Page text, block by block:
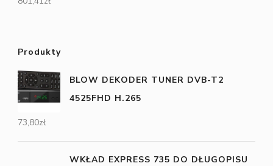
Produkty
BLOW DEKODER TUNER DVB-T2
4525FHD H.265
73,80zł
WKŁAD EXPRESS 735 DO DŁUGOPISU